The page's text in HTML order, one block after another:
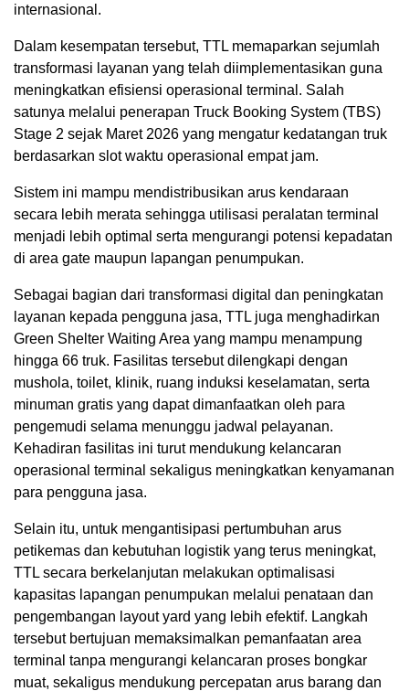
internasional.
Dalam kesempatan tersebut, TTL memaparkan sejumlah
transformasi layanan yang telah diimplementasikan guna
meningkatkan efisiensi operasional terminal. Salah
satunya melalui penerapan Truck Booking System (TBS)
Stage 2 sejak Maret 2026 yang mengatur kedatangan truk
berdasarkan slot waktu operasional empat jam.
Sistem ini mampu mendistribusikan arus kendaraan
secara lebih merata sehingga utilisasi peralatan terminal
menjadi lebih optimal serta mengurangi potensi kepadatan
di area gate maupun lapangan penumpukan.
Sebagai bagian dari transformasi digital dan peningkatan
layanan kepada pengguna jasa, TTL juga menghadirkan
Green Shelter Waiting Area yang mampu menampung
hingga 66 truk. Fasilitas tersebut dilengkapi dengan
mushola, toilet, klinik, ruang induksi keselamatan, serta
minuman gratis yang dapat dimanfaatkan oleh para
pengemudi selama menunggu jadwal pelayanan.
Kehadiran fasilitas ini turut mendukung kelancaran
operasional terminal sekaligus meningkatkan kenyamanan
para pengguna jasa.
Selain itu, untuk mengantisipasi pertumbuhan arus
petikemas dan kebutuhan logistik yang terus meningkat,
TTL secara berkelanjutan melakukan optimalisasi
kapasitas lapangan penumpukan melalui penataan dan
pengembangan layout yard yang lebih efektif. Langkah
tersebut bertujuan memaksimalkan pemanfaatan area
terminal tanpa mengurangi kelancaran proses bongkar
muat, sekaligus mendukung percepatan arus barang dan